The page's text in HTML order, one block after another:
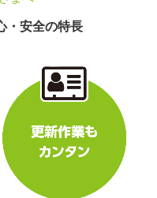
・安全の特長